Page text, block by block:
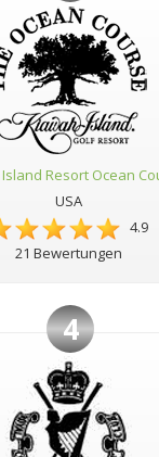
Resort Ocean
USA
4.9
21 Bewertungen
4